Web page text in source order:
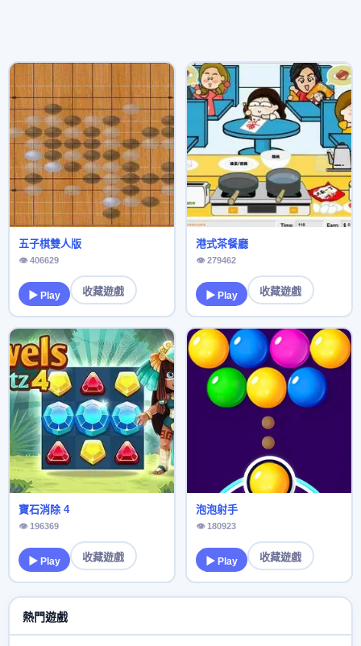
五子棋雙人版
👁 406629
▶ Play 收藏遊戲
港式茶餐廳
👁 279462
▶ Play 收藏遊戲
寶石消除 4
👁 196369
▶ Play 收藏遊戲
泡泡射手
👁 180923
▶ Play 收藏遊戲
熱門遊戲